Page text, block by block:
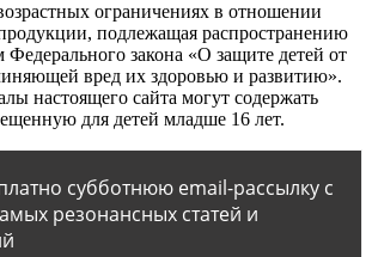
ограничениях в отношении
подлежащая распространению
закона «О защите детей от
вред их здоровью и развитию».
настоящего сайта могут содержать
для детей младше 16 лет.
субботнюю email-рассылку с
резонансных статей и